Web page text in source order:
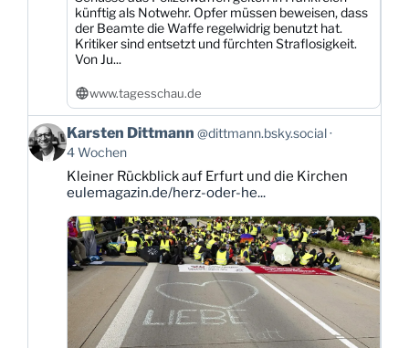
künftig als Notwehr. Opfer müssen beweisen, dass
der Beamte die Waffe regelwidrig benutzt hat.
Kritiker sind entsetzt und fürchten Straflosigkeit.
Von Ju...
www.tagesschau.de
Beitrag
von
Karsten
Dittmann
Bluesky
ansehen
Karsten Dittmann @dittmann.bsky.social
4 Wochen
Kleiner Rückblick auf Erfurt und die Kirchen
eulemagazin.de/herz-oder-he...